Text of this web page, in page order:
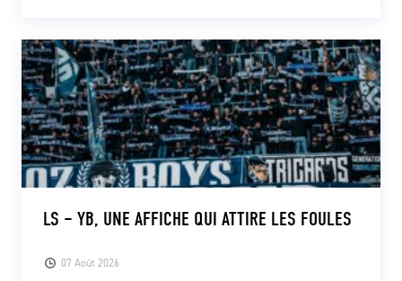
07 Août 2026
LS – YB, UNE AFFICHE QUI ATTIRE LES FOULES